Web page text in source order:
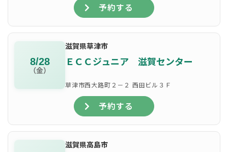
予約する
8/28
（金）
滋賀県草津市
ＥＣＣジュニア 滋賀センター
草津市西大路町２－２ 西田ビル３Ｆ
予約する
滋賀県高島市